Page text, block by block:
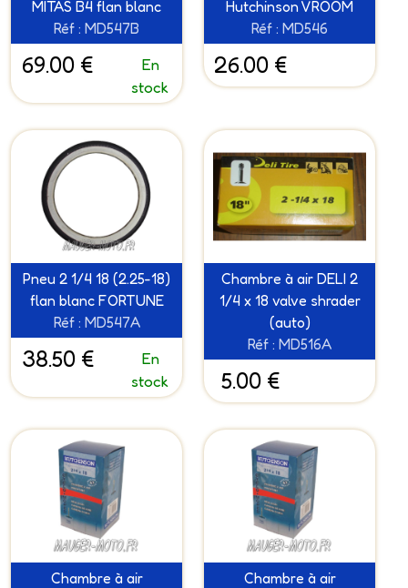
MITAS B4 flan blanc
Réf : MD547B
69.00 €
En
stock
Hutchinson VROOM
Réf : MD546
26.00 €
Pneu 2 1/4 18 (2.25-18)
flan blanc FORTUNE
Réf : MD547A
38.50 €
En
stock
Chambre à air DELI 2
1/4 x 18 valve shrader
(auto)
Réf : MD516A
5.00 €
Chambre à air
Chambre à air